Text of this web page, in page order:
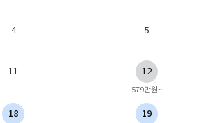
4 5
11 12
579만원~
18 19